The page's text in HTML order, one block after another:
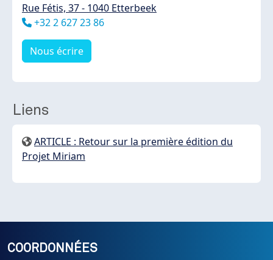
Rue Fétis, 37 - 1040 Etterbeek
Téléphone
+32 2 627 23 86
Nous écrire
Liens
ARTICLE : Retour sur la première édition du
Projet Miriam
COORDONNÉES